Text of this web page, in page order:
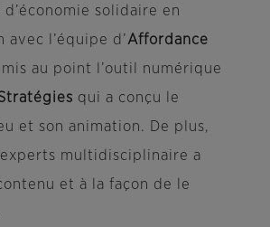
d’économie solidaire en
avec l’équipe d’Affordance
au point l’outil numérique
qui a conçu le
et son animation. De plus,
multidisciplinaire a
et à la façon de le